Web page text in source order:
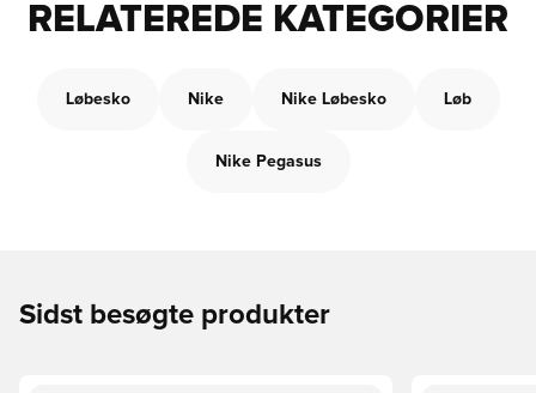
RELATEREDE KATEGORIER
Løbesko Nike Nike Løbesko Løb
Nike Pegasus
Sidst besøgte produkter